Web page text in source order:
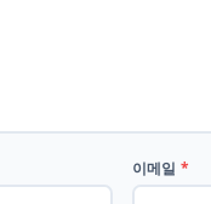
이메일 *